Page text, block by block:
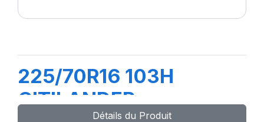
225/70R16 103H
CITILANDER
Détails du Produit